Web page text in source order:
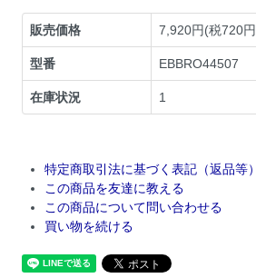
販売価格 7,920円(税720
型番 EBBRO44507
在庫状況 1
特定商取引法に基づく表記（返品等）
この商品を友達に教える
この商品について問い合わせる
買い物を続ける